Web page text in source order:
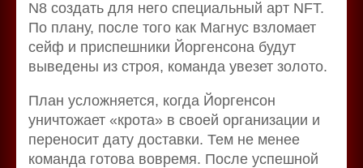
N8 создать для него специальный арт NFT.
По плану, после того как Магнус взломает
сейф и приспешники Йоргенсона будут
выведены из строя, команда увезет золото.
План усложняется, когда Йоргенсон
уничтожает «крота» в своей организации и
переносит дату доставки. Тем не менее
команда готова вовремя. После успешной